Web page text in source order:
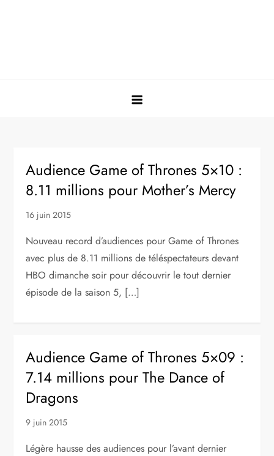
Audience Game of Thrones 5×10 :
8.11 millions pour Mother’s Mercy
16 juin 2015
Nouveau record d’audiences pour Game of Thrones
avec plus de 8.11 millions de téléspectateurs devant
HBO dimanche soir pour découvrir le tout dernier
épisode de la saison 5, […]
Audience Game of Thrones 5×09 :
7.14 millions pour The Dance of
Dragons
9 juin 2015
Légère hausse des audiences pour l’avant dernier